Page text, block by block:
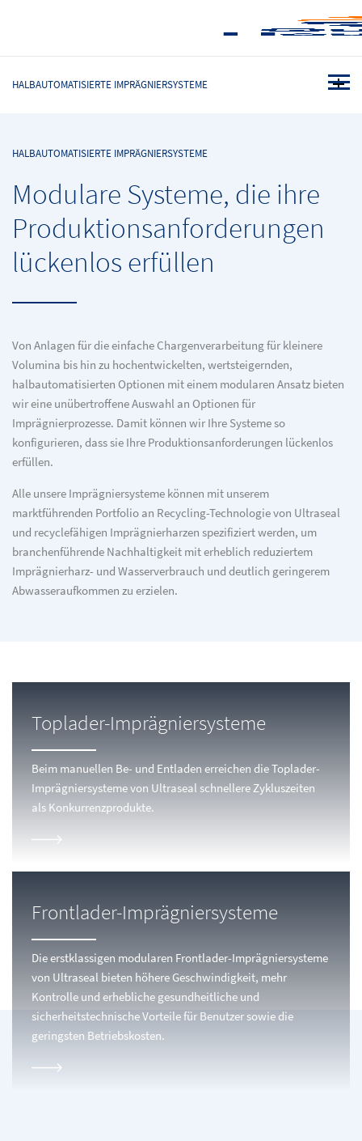
HALBAUTOMATISIERTE IMPRÄGNIERSYSTEME
HALBAUTOMATISIERTE IMPRÄGNIERSYSTEME
Modulare Systeme, die ihre
Produktionsanforderungen
lückenlos erfüllen
Von Anlagen für die einfache Chargenverarbeitung für kleinere
Volumina bis hin zu hochentwickelten, wertsteigernden,
halbautomatisierten Optionen mit einem modularen Ansatz bieten
wir eine unübertroffene Auswahl an Optionen für
Imprägnierprozesse. Damit können wir Ihre Systeme so
konfigurieren, dass sie Ihre Produktionsanforderungen lückenlos
erfüllen.
Alle unsere Imprägniersysteme können mit unserem
marktführenden Portfolio an Recycling-Technologie von Ultraseal
und recyclefähigen Imprägnierharzen spezifiziert werden, um
branchenführende Nachhaltigkeit mit erheblich reduziertem
Imprägnierharz- und Wasserverbrauch und deutlich geringerem
Abwasseraufkommen zu erzielen.
Toplader-Imprägniersysteme
Beim manuellen Be- und Entladen erreichen die Toplader-
Imprägniersysteme von Ultraseal schnellere Zykluszeiten
als Konkurrenzprodukte.
Frontlader-Imprägniersysteme
Die erstklassigen modularen Frontlader-Imprägniersysteme
von Ultraseal bieten höhere Geschwindigkeit, mehr
Kontrolle und erhebliche gesundheitliche und
sicherheitstechnische Vorteile für Benutzer sowie die
geringsten Betriebskosten.